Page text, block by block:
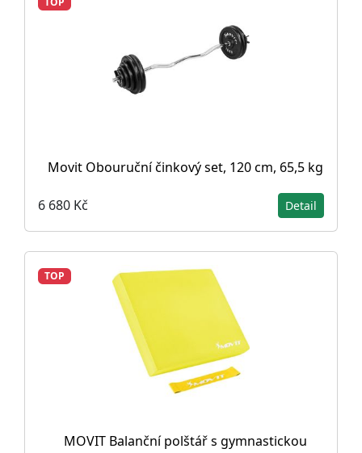
Movit Obouruční činkový set, 120 cm, 65,5 kg
6 680 Kč Detail
TOP
MOVIT Balanční polštář s gymnastickou